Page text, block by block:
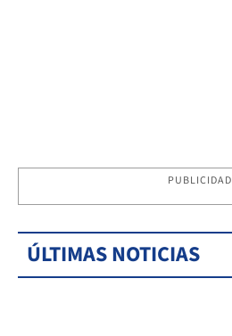
PUBLICIDAD
ÚLTIMAS NOTICIAS